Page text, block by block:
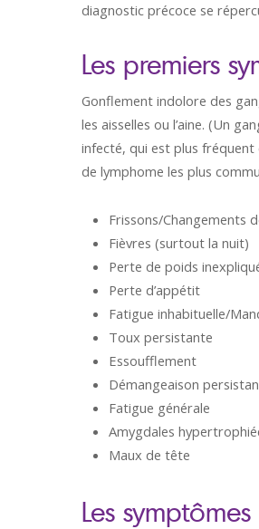
diagnostic précoce se
Les premiers
Gonflement indolore des
les aisselles ou l’aine. (Un
infecté, qui est plus
de lymphome les plus
Frissons/Changements
Fièvres (surtout la nuit)
Perte de poids
Perte d’appétit
Fatigue inhabituelle/
Toux persistante
Essoufflement
Démangeaison
Fatigue générale
Amygdales
Maux de tête
Les